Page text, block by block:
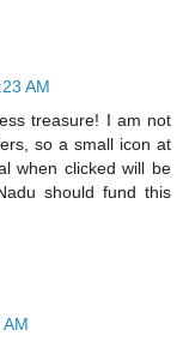
AM
treasure! I am not
so a small icon at
when clicked will be
should fund this